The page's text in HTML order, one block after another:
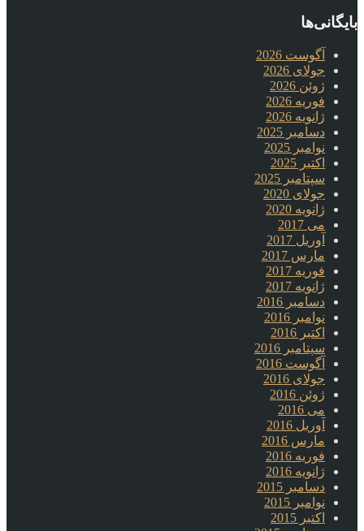
بایگانی‌ها
آگوست 2026
جولای 2026
ژوئن 2026
فوریه 2026
ژانویه 2026
دسامبر 2025
نوامبر 2025
اکتبر 2025
سپتامبر 2025
جولای 2020
ژانویه 2020
می 2017
آوریل 2017
مارس 2017
فوریه 2017
ژانویه 2017
دسامبر 2016
نوامبر 2016
اکتبر 2016
سپتامبر 2016
آگوست 2016
جولای 2016
ژوئن 2016
می 2016
آوریل 2016
مارس 2016
فوریه 2016
ژانویه 2016
دسامبر 2015
نوامبر 2015
اکتبر 2015